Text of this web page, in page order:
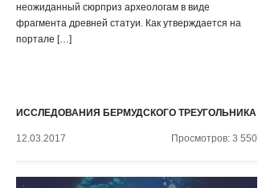
неожиданный сюрприз археологам в виде
фрагмента древней статуи. Как утверждается на
портале […]
ИССЛЕДОВАНИЯ БЕРМУДСКОГО ТРЕУГОЛЬНИКА
12.03.2017 Просмотров: 3 550